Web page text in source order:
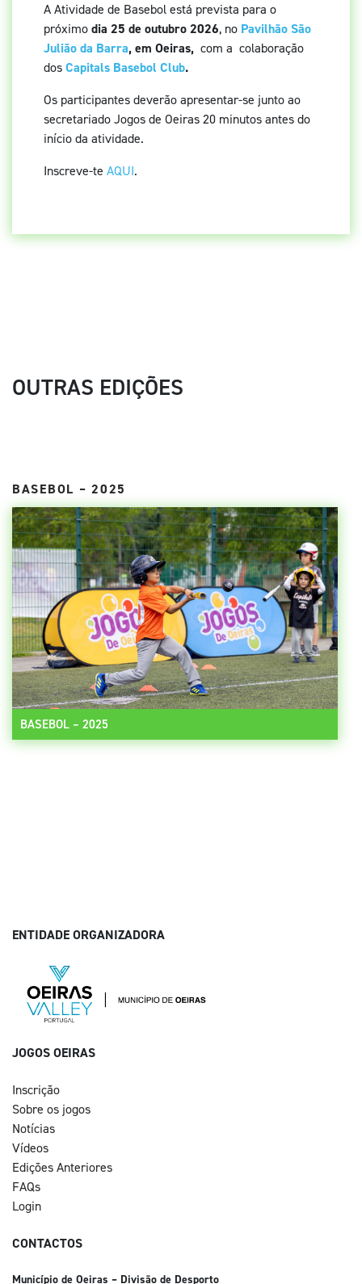
A Atividade de Basebol está prevista para o
próximodia 25 de outubro 2026, no Pavilhão São
Julião da Barra, em Oeiras, com a colaboração
dosCapitals Basebol Club.
Os participantes deverão apresentar-se junto ao
secretariado Jogos de Oeiras 20 minutos antes do
início da atividade.
Inscreve-te AQUI.
OUTRAS EDIÇÕES
BASEBOL – 2025
BASEBOL – 2025
ENTIDADE ORGANIZADORA
JOGOS OEIRAS
Inscrição
Sobre os jogos
Notícias
Vídeos
Edições Anteriores
FAQs
Login
CONTACTOS
Município de Oeiras – Divisão de Desporto